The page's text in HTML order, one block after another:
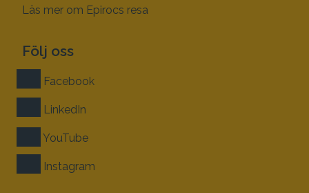
Läs mer om Epirocs resa
Följ oss
Facebook
LinkedIn
YouTube
Instagram